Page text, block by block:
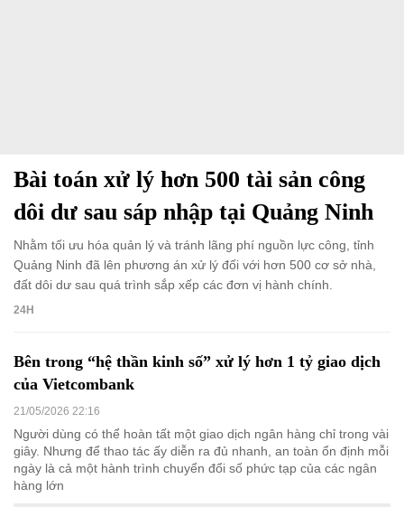
Bài toán xử lý hơn 500 tài sản công
dôi dư sau sáp nhập tại Quảng Ninh
Nhằm tối ưu hóa quản lý và tránh lãng phí nguồn lực công, tỉnh
Quảng Ninh đã lên phương án xử lý đối với hơn 500 cơ sở nhà,
đất dôi dư sau quá trình sắp xếp các đơn vị hành chính.
24H
Bên trong “hệ thần kinh số” xử lý hơn 1 tỷ giao dịch
của Vietcombank
21/05/2026 22:16
Người dùng có thể hoàn tất một giao dịch ngân hàng chỉ trong vài
giây. Nhưng để thao tác ấy diễn ra đủ nhanh, an toàn ổn định mỗi
ngày là cả một hành trình chuyển đổi số phức tạp của các ngân
hàng lớn